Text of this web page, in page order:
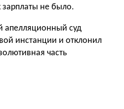
зарплаты не было.
апелляционный суд
инстанции и отклонил
часть